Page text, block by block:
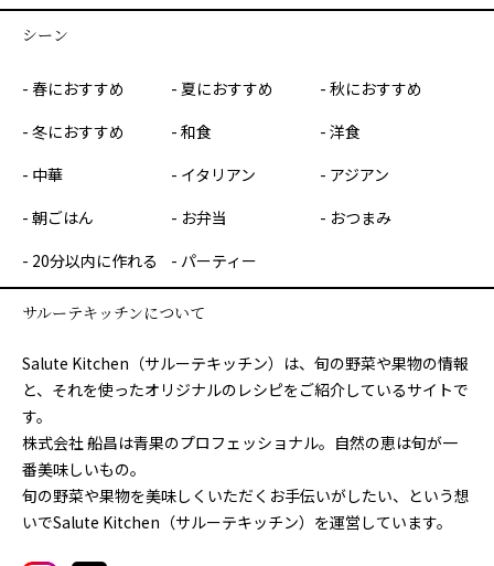
シーン
春におすすめ 夏におすすめ
秋におすすめ
冬におすすめ
和食
洋食
中華
イタリアン
アジアン
朝ごはん
お弁当
おつまみ
20分以内に作れる
パーティー
サルーテキッチンについて
Salute Kitchen（サルーテキッチン）は、旬の野菜や果物の情報
と、それを使ったオリジナルのレシピをご紹介しているサイトで
す。
株式会社 船昌は青果のプロフェッショナル。自然の恵は旬が一
番美味しいもの。
旬の野菜や果物を美味しくいただくお手伝いがしたい、という想
いでSalute Kitchen（サルーテキッチン）を運営しています。